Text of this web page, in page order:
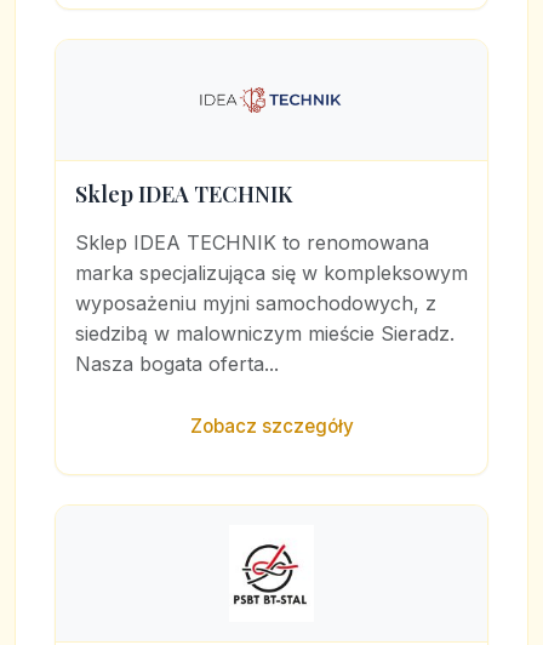
Sklep IDEA TECHNIK
Sklep IDEA TECHNIK to renomowana
marka specjalizująca się w kompleksowym
wyposażeniu myjni samochodowych, z
siedzibą w malowniczym mieście Sieradz.
Nasza bogata oferta...
Zobacz szczegóły